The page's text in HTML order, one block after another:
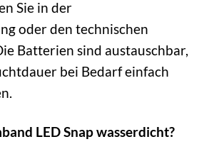
Sie in der
oder den technischen
Batterien sind austauschbar,
bei Bedarf einfach
LED Snap wasserdicht?